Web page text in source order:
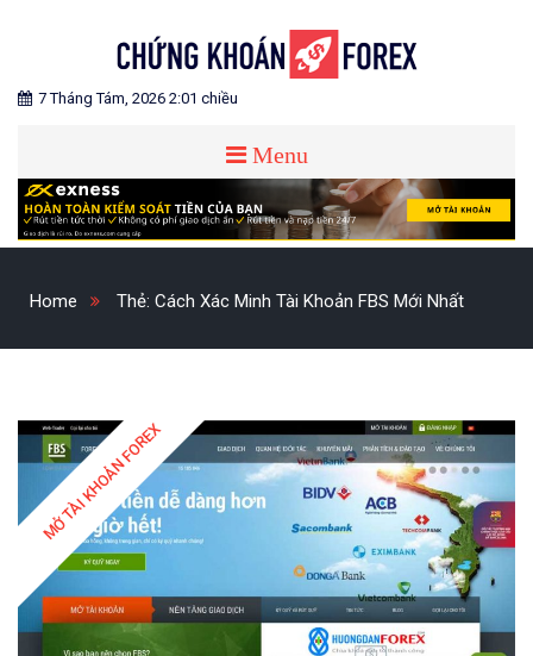
CHỨNG KHOÁN FOREX
Blog chia sẻ về Chứng Khoán và Forex
7 Tháng Tám, 2026 2:01 chiều
Menu
Home Thẻ: Cách Xác Minh Tài Khoản FBS Mới Nhất
MỞ TÀI KHOẢN FOREX